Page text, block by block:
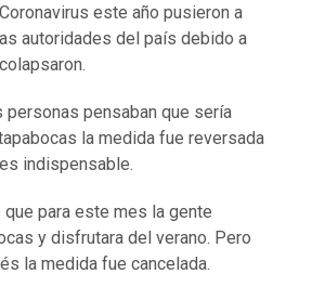
este año pusieron a
autoridades del país debido a
personas pensaban que sería
la medida fue reversada
indispensable.
para este mes la gente
y disfrutara del verano. Pero
la medida fue cancelada.